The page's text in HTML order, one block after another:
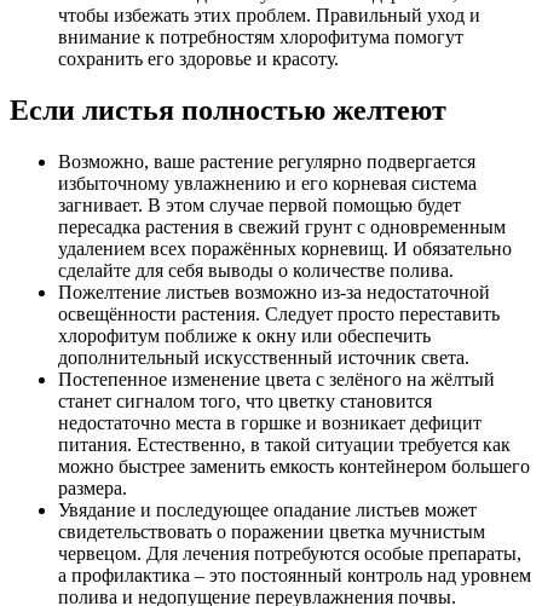
чтобы избежать этих проблем. Правильный уход и
внимание к потребностям хлорофитума помогут
сохранить его здоровье и красоту.
Если листья полностью желтеют
Возможно, ваше растение регулярно подвергается
избыточному увлажнению и его корневая система
загнивает. В этом случае первой помощью будет
пересадка растения в свежий грунт с одновременным
удалением всех поражённых корневищ. И обязательно
сделайте для себя выводы о количестве полива.
Пожелтение листьев возможно из-за недостаточной
освещённости растения. Следует просто переставить
хлорофитум поближе к окну или обеспечить
дополнительный искусственный источник света.
Постепенное изменение цвета с зелёного на жёлтый
станет сигналом того, что цветку становится
недостаточно места в горшке и возникает дефицит
питания. Естественно, в такой ситуации требуется как
можно быстрее заменить емкость контейнером большего
размера.
Увядание и последующее опадание листьев может
свидетельствовать о поражении цветка мучнистым
червецом. Для лечения потребуются особые препараты,
а профилактика – это постоянный контроль над уровнем
полива и недопущение переувлажнения почвы.